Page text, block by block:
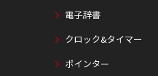
電子辞書
クロック&タイマー
ポインター